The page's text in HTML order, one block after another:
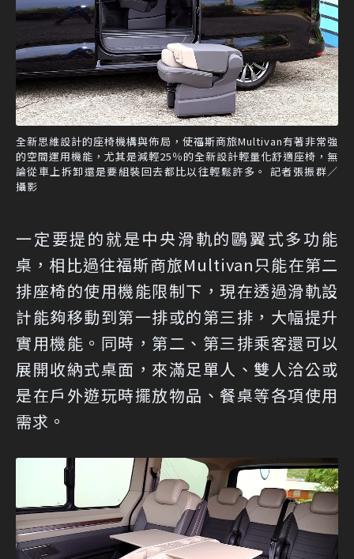
全新思維設計的座椅機構與佈局，使福斯商旅Multivan有著非常強
的空間運用機能，尤其是減輕25％的全新設計輕量化舒適座椅，無
論從車上拆卸還是要組裝回去都比以往輕鬆許多。 記者張振群／
攝影
一定要提的就是中央滑軌的鷗翼式多功能
桌，相比過往福斯商旅Multivan只能在第二
排座椅的使用機能限制下，現在透過滑軌設
計能夠移動到第一排或的第三排，大幅提升
實用機能。同時，第二、第三排乘客還可以
展開收納式桌面，來滿足單人、雙人洽公或
是在戶外遊玩時擺放物品、餐桌等各項使用
需求。